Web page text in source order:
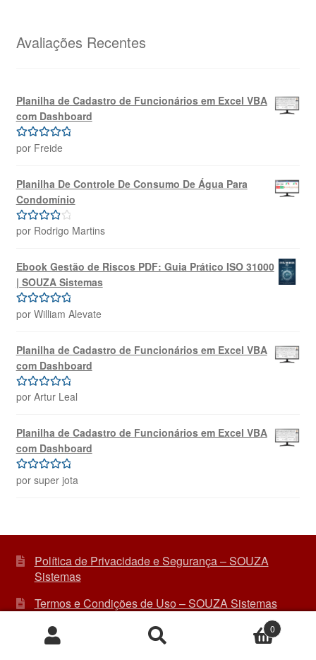
R$69,99.R$39,99.
Avaliações Recentes
Planilha de Cadastro de Funcionários em Excel VBA
com Dashboard
Avaliação5
por Freide
Planilha De Controle De Consumo De Água Para
Condomínio
Avaliação
por Rodrigo Martins
Ebook Gestão de Riscos PDF: Guia Prático ISO 31000
| SOUZA Sistemas
Avaliação5
por William Alevate
Planilha de Cadastro de Funcionários em Excel VBA
com Dashboard
Avaliação 5
por Artur Leal
Planilha de Cadastro de Funcionários em Excel VBA
com Dashboard
Avaliação5
por super jota
Política de Privacidade e Segurança – SOUZA
Sistemas
Termos e Condições de Uso – SOUZA Sistemas
Política de Troca, Devolução e Arrependimento –
SOUZA Sistemas
Pesquisar
Pesquisar
0